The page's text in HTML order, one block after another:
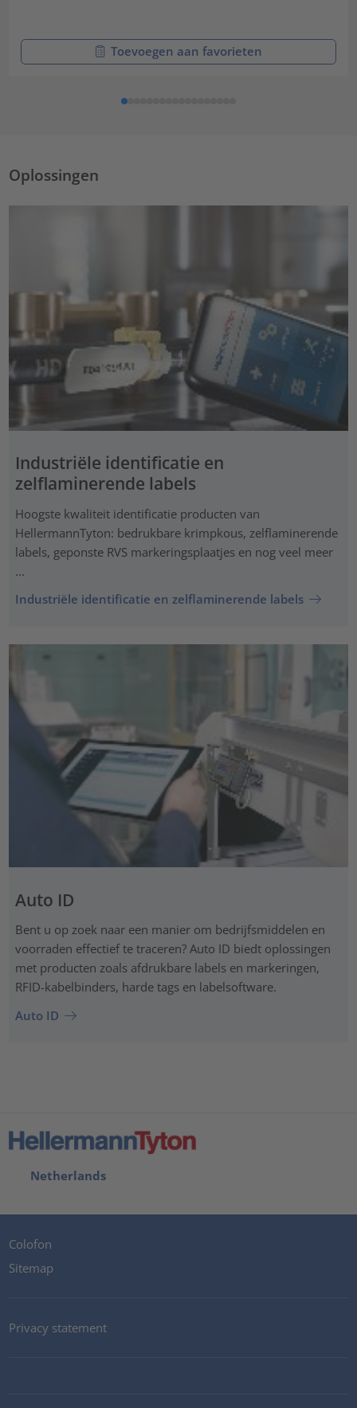
Toevoegen aan favorieten
Oplossingen
Industriële identificatie en
zelflaminerende labels
Hoogste kwaliteit identificatie producten van
HellermannTyton: bedrukbare krimpkous, zelflaminerende
labels, geponste RVS markeringsplaatjes en nog veel meer
...
Industriële identificatie en zelflaminerende labels
Auto ID
Bent u op zoek naar een manier om bedrijfsmiddelen en
voorraden effectief te traceren? Auto ID biedt oplossingen
met producten zoals afdrukbare labels en markeringen,
RFID-kabelbinders, harde tags en labelsoftware.
Auto ID
Netherlands
Colofon
Sitemap
Privacy statement